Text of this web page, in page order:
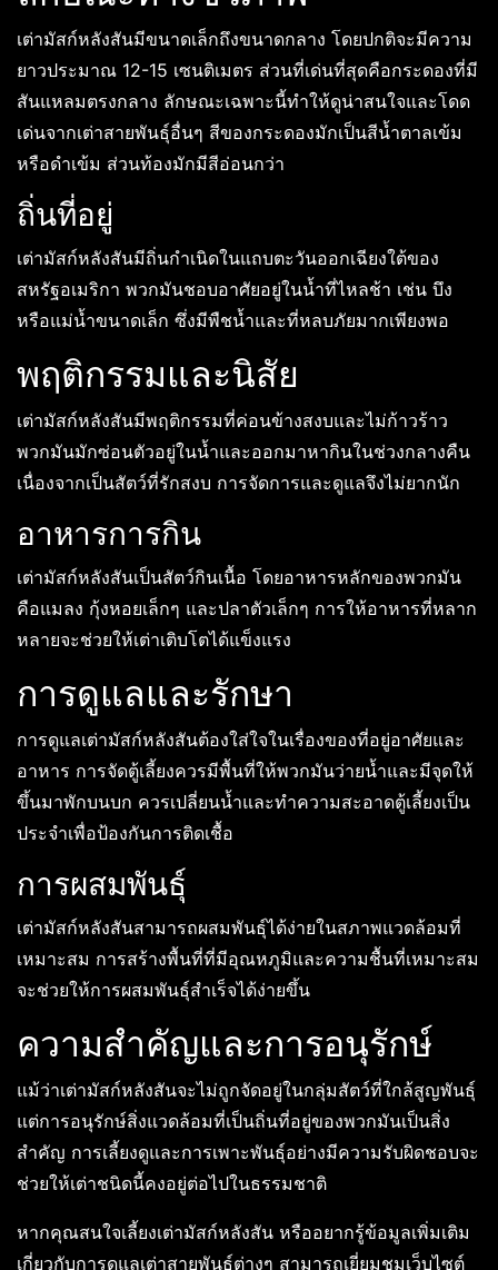
เต่ามัสก์หลังสันมีขนาดเล็กถึงขนาดกลาง โดยปกติจะมีความ
ยาวประมาณ 12-15 เซนติเมตร ส่วนที่เด่นที่สุดคือกระดองที่มี
สันแหลมตรงกลาง ลักษณะเฉพาะนี้ทำให้ดูน่าสนใจและโดด
เด่นจากเต่าสายพันธุ์อื่นๆ สีของกระดองมักเป็นสีน้ำตาลเข้ม
หรือดำเข้ม ส่วนท้องมักมีสีอ่อนกว่า
ถิ่นที่อยู่
เต่ามัสก์หลังสันมีถิ่นกำเนิดในแถบตะวันออกเฉียงใต้ของ
สหรัฐอเมริกา พวกมันชอบอาศัยอยู่ในน้ำที่ไหลช้า เช่น บึง
หรือแม่น้ำขนาดเล็ก ซึ่งมีพืชน้ำและที่หลบภัยมากเพียงพอ
พฤติกรรมและนิสัย
เต่ามัสก์หลังสันมีพฤติกรรมที่ค่อนข้างสงบและไม่ก้าวร้าว
พวกมันมักซ่อนตัวอยู่ในน้ำและออกมาหากินในช่วงกลางคืน
เนื่องจากเป็นสัตว์ที่รักสงบ การจัดการและดูแลจึงไม่ยากนัก
อาหารการกิน
เต่ามัสก์หลังสันเป็นสัตว์กินเนื้อ โดยอาหารหลักของพวกมัน
คือแมลง กุ้งหอยเล็กๆ และปลาตัวเล็กๆ การให้อาหารที่หลาก
หลายจะช่วยให้เต่าเติบโตได้แข็งแรง
การดูแลและรักษา
การดูแลเต่ามัสก์หลังสันต้องใส่ใจในเรื่องของที่อยู่อาศัยและ
อาหาร การจัดตู้เลี้ยงควรมีพื้นที่ให้พวกมันว่ายน้ำและมีจุดให้
ขึ้นมาพักบนบก ควรเปลี่ยนน้ำและทำความสะอาดตู้เลี้ยงเป็น
ประจำเพื่อป้องกันการติดเชื้อ
การผสมพันธุ์
เต่ามัสก์หลังสันสามารถผสมพันธุ์ได้ง่ายในสภาพแวดล้อมที่
เหมาะสม การสร้างพื้นที่ที่มีอุณหภูมิและความชื้นที่เหมาะสม
จะช่วยให้การผสมพันธุ์สำเร็จได้ง่ายขึ้น
ความสำคัญและการอนุรักษ์
แม้ว่าเต่ามัสก์หลังสันจะไม่ถูกจัดอยู่ในกลุ่มสัตว์ที่ใกล้สูญพันธุ์
แต่การอนุรักษ์สิ่งแวดล้อมที่เป็นถิ่นที่อยู่ของพวกมันเป็นสิ่ง
สำคัญ การเลี้ยงดูและการเพาะพันธุ์อย่างมีความรับผิดชอบจะ
ช่วยให้เต่าชนิดนี้คงอยู่ต่อไปในธรรมชาติ
หากคุณสนใจเลี้ยงเต่ามัสก์หลังสัน หรืออยากรู้ข้อมูลเพิ่มเติม
เกี่ยวกับการดูแลเต่าสายพันธุ์ต่างๆ สามารถเยี่ยมชมเว็บไซต์